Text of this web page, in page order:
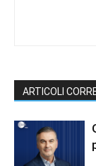
ARTICOLI